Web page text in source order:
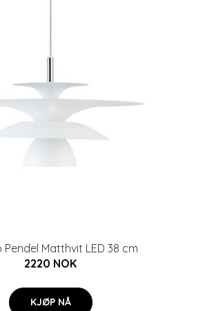
Pendel Matthvit LED 38 cm
2220 NOK
KJØP NÅ